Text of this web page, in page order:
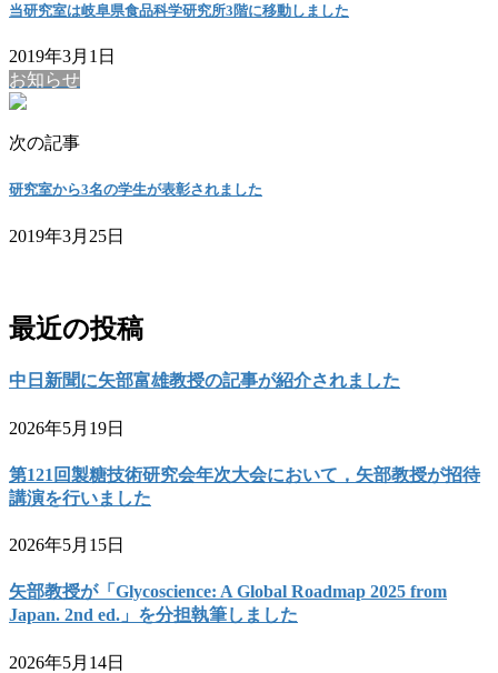
当研究室は岐阜県食品科学研究所3階に移動しました
2019年3月1日
お知らせ
次の記事
研究室から3名の学生が表彰されました
2019年3月25日
最近の投稿
中日新聞に矢部富雄教授の記事が紹介されました
2026年5月19日
第121回製糖技術研究会年次大会において，矢部教授が招待
講演を行いました
2026年5月15日
矢部教授が「Glycoscience: A Global Roadmap 2025 from
Japan. 2nd ed.」を分担執筆しました
2026年5月14日